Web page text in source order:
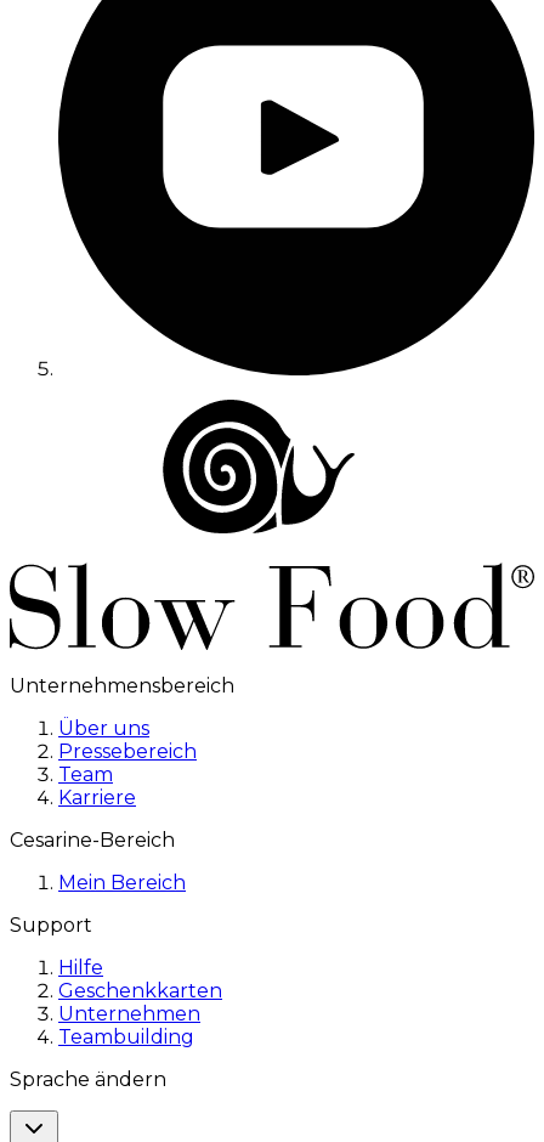
Unternehmensbereich
Über uns
Pressebereich
Team
Karriere
Cesarine-Bereich
Mein Bereich
Support
Hilfe
Geschenkkarten
Unternehmen
Teambuilding
Sprache ändern